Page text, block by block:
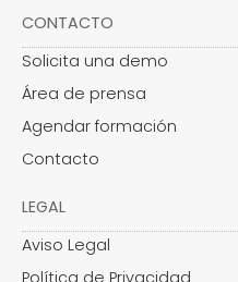
CONTACTO
Solicita una demo
Área de prensa
Agendar formación
Contacto
LEGAL
Aviso Legal
Política de Privacidad